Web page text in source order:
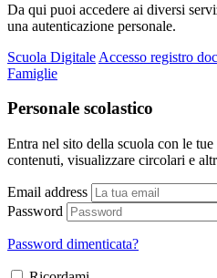
Da qui puoi accedere ai diversi
una autenticazione personale.
Scuola Digitale Accesso registro
Famiglie
Personale scolastico
Entra nel sito della scuola con le
contenuti, visualizzare circolari e
Email address
Password
Password dimenticata?